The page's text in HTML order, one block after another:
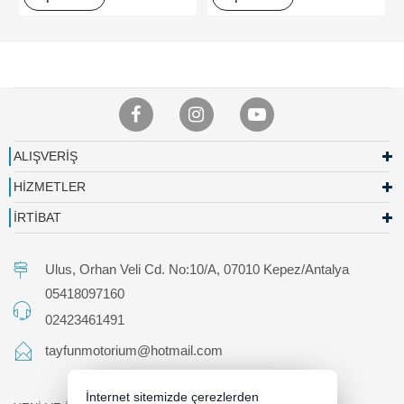
ALIŞVERİŞ
HİZMETLER
İRTİBAT
Ulus, Orhan Veli Cd. No:10/A, 07010 Kepez/Antalya
05418097160
02423461491
tayfunmotorium@hotmail.com
İnternet sitemizde çerezlerden